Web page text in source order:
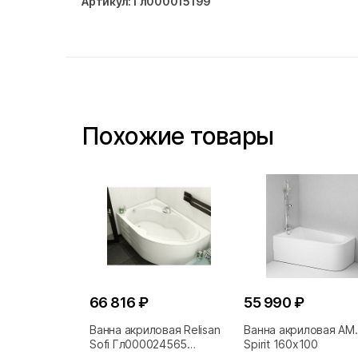
Похожие товары
66 816 ₽
Ванна акриловая Relisan
Sofi Гл000024565
55 990 ₽
Ванна акриловая
Spirit 160x100